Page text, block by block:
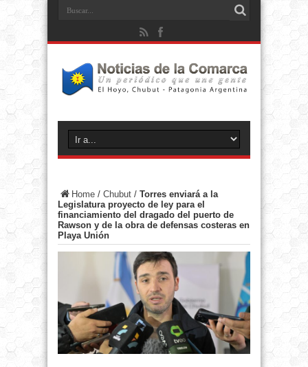
Home / Chubut / Torres enviará a la
Legislatura proyecto de ley para el
financiamiento del dragado del puerto de
Rawson y de la obra de defensas costeras en
Playa Unión